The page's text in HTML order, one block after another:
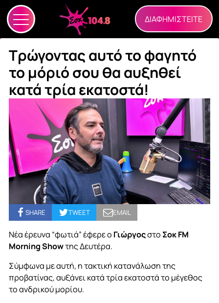
ΔΙΑΦΗΜΙΣΤΕΙΤΕ
Τρώγοντας αυτό το φαγητό
το μόριό σου θα αυξηθεί
κατά τρία εκατοστά!
SHARE TWEET EMAIL
Νέα έρευνα “φωτιά” έφερε ο Γιώργοςστο Σοκ FM
Morning Showτης Δευτέρα.
Σύμφωνα με αυτή, η τακτική κατανάλωση της
προβατίνας, αυξάνει κατά τρία εκατοστά το μέγεθος
το ανδρικού μορίου.